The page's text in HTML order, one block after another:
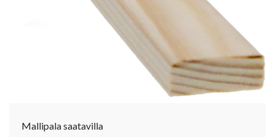
Mallipala saatavilla